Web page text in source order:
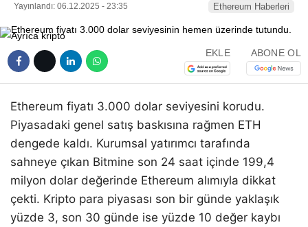
Yayınlandı: 06.12.2025 - 23:35 Ethereum Haberleri
EKLE ABONE OL
Ethereum fiyatı 3.000 dolar seviyesini korudu.
Piyasadaki genel satış baskısına rağmen ETH
dengede kaldı. Kurumsal yatırımcı tarafında
sahneye çıkan Bitmine son 24 saat içinde 199,4
milyon dolar değerinde Ethereum alımıyla dikkat
çekti. Kripto para piyasası son bir günde yaklaşık
yüzde 3, son 30 günde ise yüzde 10 değer kaybı